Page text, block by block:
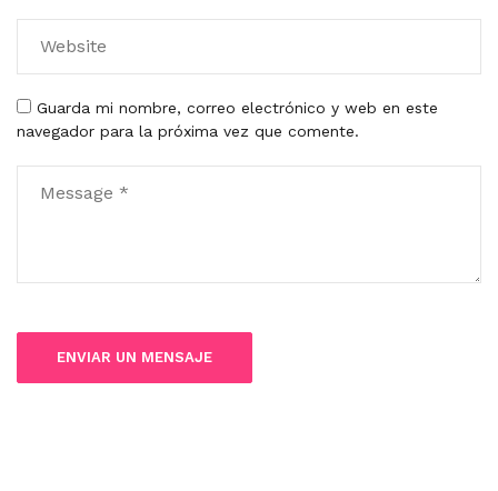
Guarda mi nombre, correo electrónico y web en este
navegador para la próxima vez que comente.